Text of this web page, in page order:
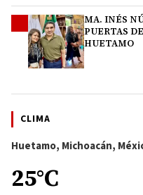
MA. INÉS
PUERTAS
HUETAMO
CLIMA
Huetamo, Michoacán,
25°C